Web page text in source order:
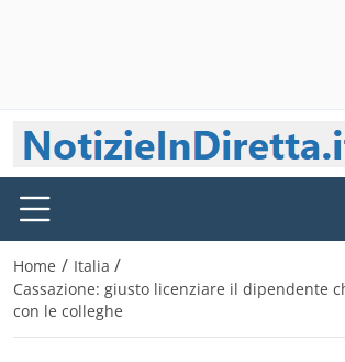
Home / Italia /
Cassazione: giusto licenziare il dipendente
con le colleghe